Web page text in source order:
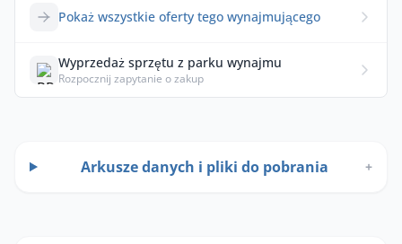
Pokaż wszystkie oferty tego wynajmującego
Wyprzedaż sprzętu z parku wynajmu
Rozpocznij zapytanie o zakup
Arkusze danych i pliki do pobrania +